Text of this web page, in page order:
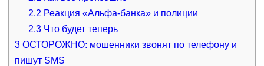
2.2 Реакция «Альфа-банка» и полиции
2.3 Что будет теперь
3ОСТОРОЖНО: мошенники звонят по телефону и
пишут SMS